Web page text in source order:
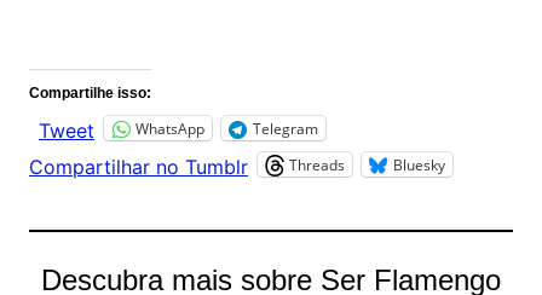
Compartilhe isso:
Tweet WhatsApp Telegram
Compartilhar no Tumblr Threads Bluesky
Descubra mais sobre Ser Flamengo